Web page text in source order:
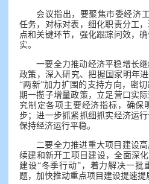
会议指出，要聚焦市委经济
任务，对标对表，细化职责分工
点和关键环节，强化跟踪问效，
实。
一要全力推动经济平稳增长
政策，深入研究、把握国家明年进
“两新”加力扩围的支持方向，密
期一揽子增量政策，立足营口实
究制定各项主要经济指标，确保
步；进一步抓紧抓细抓实经济运
保持经济运行平稳。
二要全力推进重大项目建设
续建和新开工项目建设，全面深
建设“冬季行动”，着力解决一批
题，加快推动重点项目建设提速提